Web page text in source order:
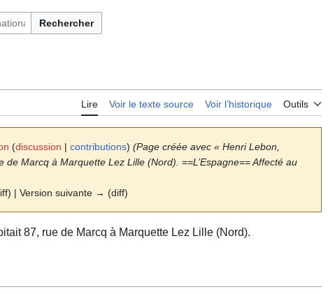
en Espagne (1936-1939)
Rechercher
Lire Voir le texte source Voir l’historique Outils
(discussion | contributions) (Page créée avec « Henri Lebon,
Marcq à Marquette Lez Lille (Nord). ==L’Espagne== Affecté au
| Version suivante → (diff)
87, rue de Marcq à Marquette Lez Lille (Nord).